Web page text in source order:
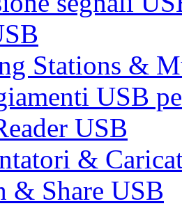
Stations &
USB
USB
&
& Share USB